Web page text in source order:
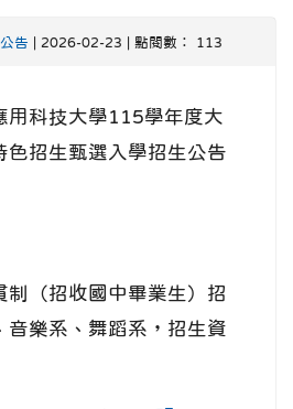
告 | 2026-02-23 | 點閱數： 113
用科技大學115學年度大
色招生甄選入學招生公告
制（招收國中畢業生）招
音樂系、舞蹈系，招生資